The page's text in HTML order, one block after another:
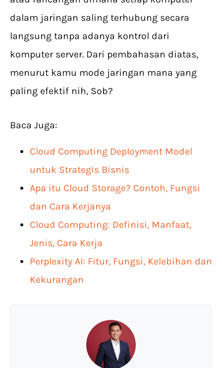
dalam jaringan saling terhubung secara
langsung tanpa adanya kontrol dari
komputer server. Dari pembahasan diatas,
menurut kamu mode jaringan mana yang
paling efektif nih, Sob?
Baca Juga:
Cloud Computing Deployment Model
untuk Strategis Bisnis
Apa itu Cloud Storage? Contoh, Fungsi
dan Cara Kerjanya
Cloud Computing: Definisi, Manfaat,
Jenis, Cara Kerja
Perplexity AI: Fitur, Fungsi, Kelebihan dan
Kekurangan